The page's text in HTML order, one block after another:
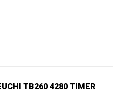
TB260 4280 TIMER